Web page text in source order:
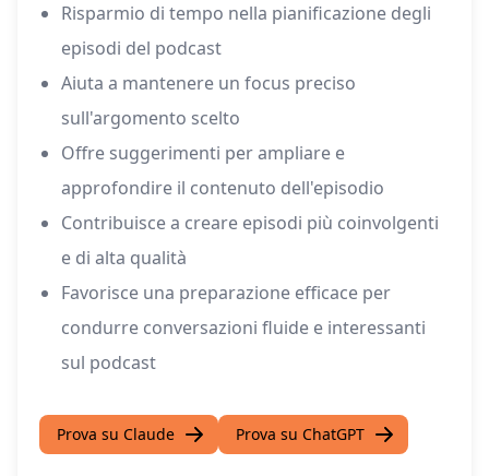
Risparmio di tempo nella pianificazione degli
episodi del podcast
Aiuta a mantenere un focus preciso
sull'argomento scelto
Offre suggerimenti per ampliare e
approfondire il contenuto dell'episodio
Contribuisce a creare episodi più coinvolgenti
e di alta qualità
Favorisce una preparazione efficace per
condurre conversazioni fluide e interessanti
sul podcast
Prova su Claude Prova su ChatGPT